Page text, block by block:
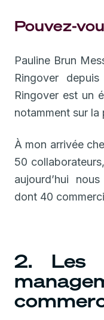
Pouvez-
Pauline Brun
Ringover
Ringover est un
notamment sur la
À mon arrivée
50
aujourd’hui
dont 40
2. Les